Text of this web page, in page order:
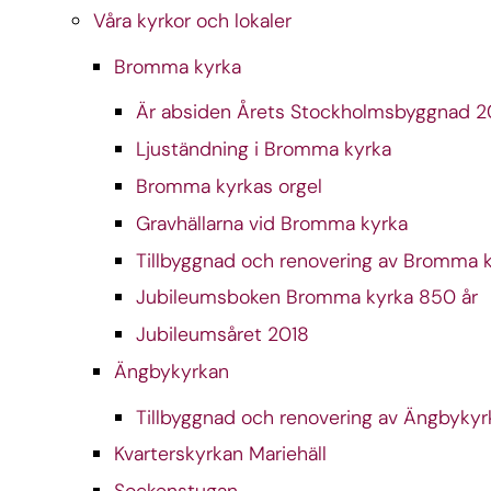
Våra kyrkor och lokaler
Bromma kyrka
Är absiden Årets Stockholmsbyggnad
Ljuständning i Bromma kyrka
Bromma kyrkas orgel
Gravhällarna vid Bromma kyrka
Tillbyggnad och renovering av Bromma
Jubileumsboken Bromma kyrka 850 år
Jubileumsåret 2018
Ängbykyrkan
Tillbyggnad och renovering av
Kvarterskyrkan Mariehäll